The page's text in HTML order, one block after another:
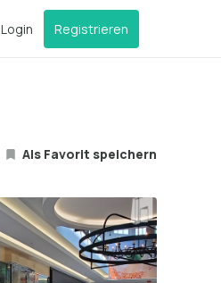
Login Registrieren
Als Favorit speichern